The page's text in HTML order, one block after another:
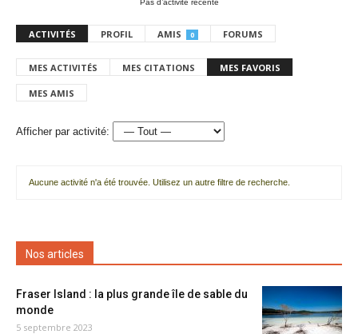
Pas d’activité récente
ACTIVITÉS PROFIL AMIS 0 FORUMS
MES ACTIVITÉS MES CITATIONS MES FAVORIS
MES AMIS
Afficher par activité:
Aucune activité n'a été trouvée. Utilisez un autre filtre de recherche.
Nos articles
Fraser Island : la plus grande île de sable du
monde
5 septembre 2023